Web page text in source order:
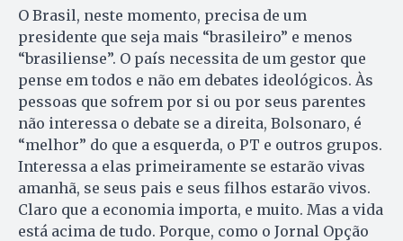
O Brasil, neste momento, precisa de um
presidente que seja mais “brasileiro” e menos
“brasiliense”. O país necessita de um gestor que
pense em todos e não em debates ideológicos. Às
pessoas que sofrem por si ou por seus parentes
não interessa o debate se a direita, Bolsonaro, é
“melhor” do que a esquerda, o PT e outros grupos.
Interessa a elas primeiramente se estarão vivas
amanhã, se seus pais e seus filhos estarão vivos.
Claro que a economia importa, e muito. Mas a vida
está acima de tudo. Porque, como o Jornal Opção